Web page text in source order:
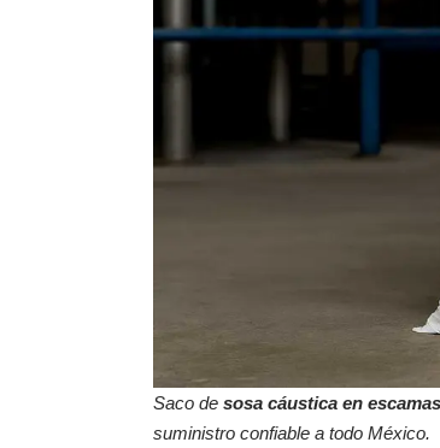
Saco de sosa cáustica en escamas
suministro confiable a todo México.